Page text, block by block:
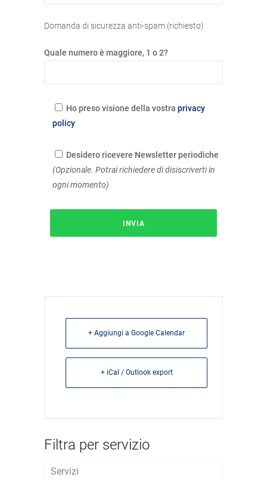
Domanda di sicurezza anti-spam (richiesto)
Quale numero è maggiore, 1 o 2?
Ho preso visione della vostra privacy
policy
Desidero ricevere Newsletter periodiche
(Opzionale. Potrai richiedere di disiscriverti in
ogni momento)
+ Aggiungi a Google Calendar
+ iCal / Outlook export
Filtra per servizio
Servizi